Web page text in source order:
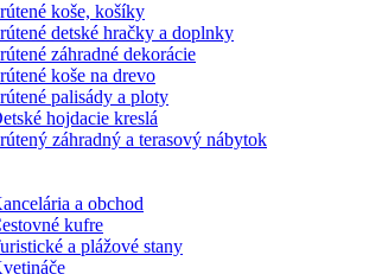
koše, košíky
detské hračky a doplnky
záhradné dekorácie
koše na drevo
palisády a ploty
hojdacie kreslá
záhradný a terasový nábytok
a obchod
kufre
a plážové stany